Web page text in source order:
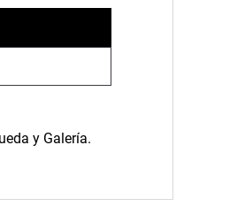
y Galería.